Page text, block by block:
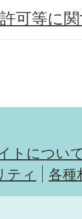
可等に
トについ
ティ
各種